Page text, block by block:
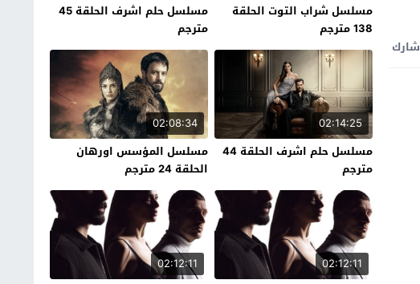
شارك
مسلسل شراب التوت الحلقة
138 مترجم
مسلسل حلم اشرف الحلقة 45
مترجم
02:14:25
مسلسل حلم اشرف الحلقة 44
مترجم
02:08:34
مسلسل المؤسس اورهان
الحلقة 24 مترجم
02:12:11
02:12:11